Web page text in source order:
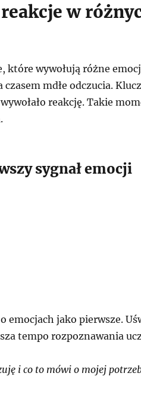
w
które wywołują różne
mdłe odczucia.
reakcję. Takie
sygnał emocji
emocjach jako pierwsze.
tempo rozpoznawania
i co to mówi o mojej